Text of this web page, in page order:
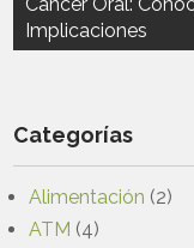
entradas
Implicaciones
Categorías
Alimentación (2)
ATM (4)